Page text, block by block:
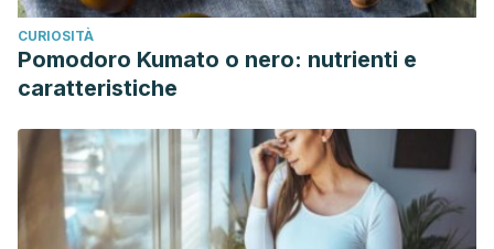
CURIOSITÀ
Pomodoro Kumato o nero: nutrienti e
caratteristiche